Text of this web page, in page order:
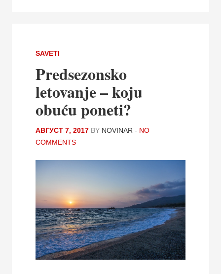
SAVETI
Predsezonsko
letovanje – koju
obuću poneti?
АВГУСТ 7, 2017 BY NOVINAR - NO
COMMENTS